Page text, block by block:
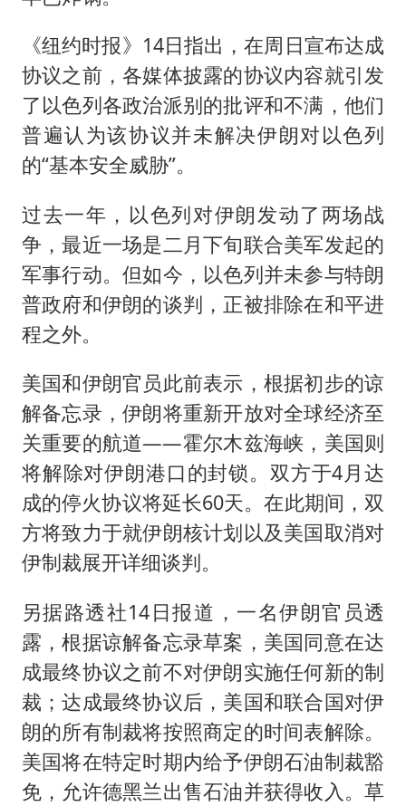
《纽约时报》14日指出，在周日宣布达成
协议之前，各媒体披露的协议内容就引发
了以色列各政治派别的批评和不满，他们
普遍认为该协议并未解决伊朗对以色列
的“基本安全威胁”。
过去一年，以色列对伊朗发动了两场战
争，最近一场是二月下旬联合美军发起的
军事行动。但如今，以色列并未参与特朗
普政府和伊朗的谈判，正被排除在和平进
程之外。
美国和伊朗官员此前表示，根据初步的谅
解备忘录，伊朗将重新开放对全球经济至
关重要的航道——霍尔木兹海峡，美国则
将解除对伊朗港口的封锁。双方于4月达
成的停火协议将延长60天。在此期间，双
方将致力于就伊朗核计划以及美国取消对
伊制裁展开详细谈判。
另据路透社14日报道，一名伊朗官员透
露，根据谅解备忘录草案，美国同意在达
成最终协议之前不对伊朗实施任何新的制
裁；达成最终协议后，美国和联合国对伊
朗的所有制裁将按照商定的时间表解除。
美国将在特定时期内给予伊朗石油制裁豁
免，允许德黑兰出售石油并获得收入。草